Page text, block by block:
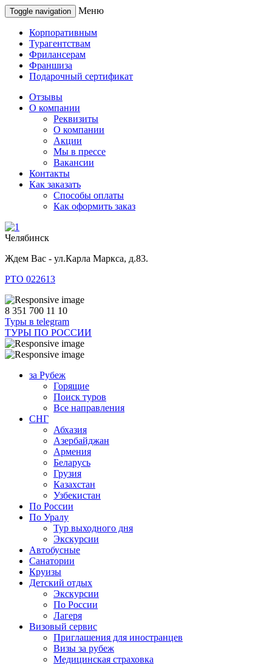
Toggle navigation Меню
Корпоративным
Турагентствам
Фрилансерам
Франшиза
Подарочный сертификат
Отзывы
О компании
Реквизиты
О компании
Акции
Мы в прессе
Вакансии
Контакты
Как заказать
Способы оплаты
Как оформить заказ
Челябинск
Ждем Вас - ул.Карла Маркса, д.83.
РТО 022613
8 351 700 11 10
Туры в telegram
ТУРЫ ПО РОССИИ
за Рубеж
Горящие
Поиск туров
Все направления
СНГ
Абхазия
Азербайджан
Армения
Беларусь
Грузия
Казахстан
Узбекистан
По России
По Уралу
Тур выходного дня
Экскурсии
Автобусные
Санатории
Круизы
Детский отдых
Экскурсии
По России
Лагеря
Визовый сервис
Приглашения для иностранцев
Визы за рубеж
Медицинская страховка